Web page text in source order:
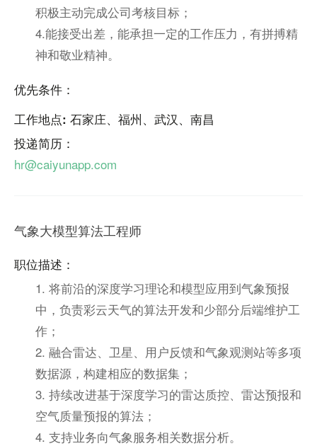
积极主动完成公司考核目标；
4.能接受出差，能承担一定的工作压力，有拼搏精
神和敬业精神。
优先条件：
工作地点: 石家庄、福州、武汉、南昌
投递简历：
hr@caiyunapp.com
气象大模型算法工程师
职位描述：
1. 将前沿的深度学习理论和模型应用到气象预报
中，负责彩云天气的算法开发和少部分后端维护工
作；
2. 融合雷达、卫星、用户反馈和气象观测站等多项
数据源，构建相应的数据集；
3. 持续改进基于深度学习的雷达质控、雷达预报和
空气质量预报的算法；
4. 支持业务向气象服务相关数据分析。